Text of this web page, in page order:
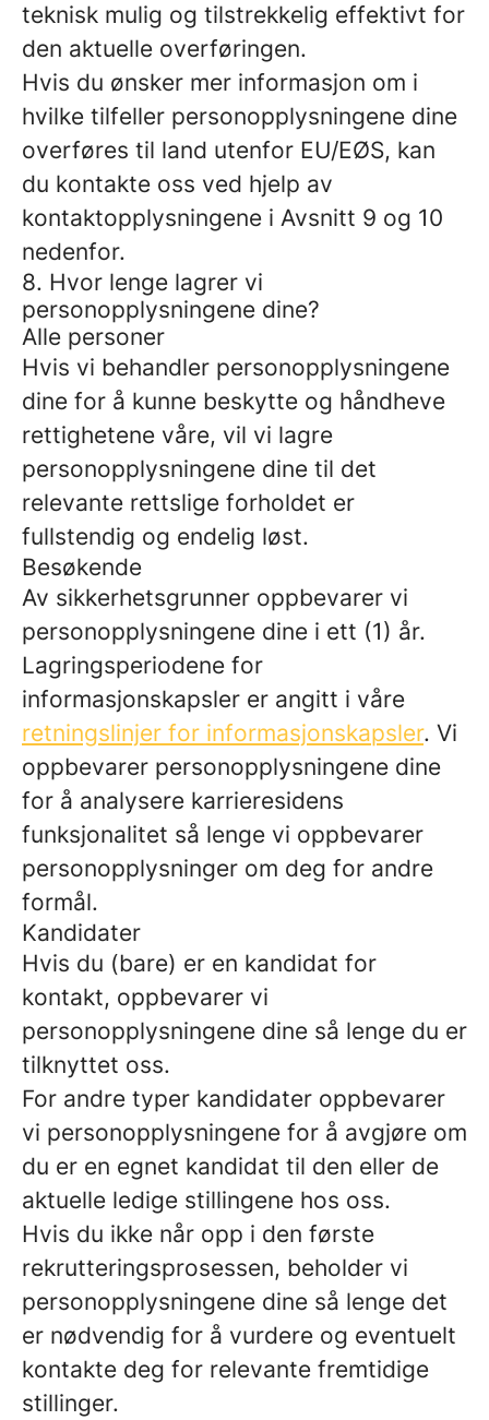
teknisk mulig og tilstrekkelig effektivt for
den aktuelle overføringen.
Hvis du ønsker mer informasjon om i
hvilke tilfeller personopplysningene dine
overføres til land utenfor EU/EØS, kan
du kontakte oss ved hjelp av
kontaktopplysningene i Avsnitt 9 og 10
nedenfor.
8. Hvor lenge lagrer vi
personopplysningene dine?
Alle personer
Hvis vi behandler personopplysningene
dine for å kunne beskytte og håndheve
rettighetene våre, vil vi lagre
personopplysningene dine til det
relevante rettslige forholdet er
fullstendig og endelig løst.
Besøkende
Av sikkerhetsgrunner oppbevarer vi
personopplysningene dine i ett (1) år.
Lagringsperiodene for
informasjonskapsler er angitt i våre
retningslinjer for informasjonskapsler. Vi
oppbevarer personopplysningene dine
for å analysere karrieresidens
funksjonalitet så lenge vi oppbevarer
personopplysninger om deg for andre
formål.
Kandidater
Hvis du (bare) er en kandidat for
kontakt, oppbevarer vi
personopplysningene dine så lenge du er
tilknyttet oss.
For andre typer kandidater oppbevarer
vi personopplysningene for å avgjøre om
du er en egnet kandidat til den eller de
aktuelle ledige stillingene hos oss.
Hvis du ikke når opp i den første
rekrutteringsprosessen, beholder vi
personopplysningene dine så lenge det
er nødvendig for å vurdere og eventuelt
kontakte deg for relevante fremtidige
stillinger.